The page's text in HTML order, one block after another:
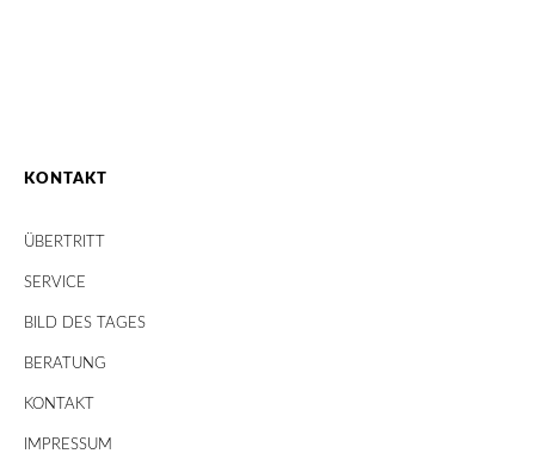
KONTAKT
ÜBERTRITT
SERVICE
BILD DES TAGES
BERATUNG
KONTAKT
IMPRESSUM